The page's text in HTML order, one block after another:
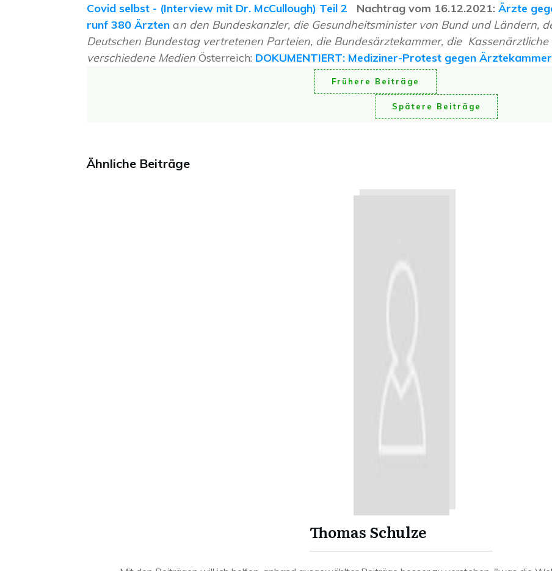
Covid selbst - (Interview mit Dr. McCullough) Teil 2
Nachtrag vom 16.12.2021: Ärzte
runf 380 Ärzten an den Bundeskanzler, die Gesundheitsminister von Bund und Ländern,
Deutschen Bundestag vertretenen Parteien, die Bundesärztekammer, die
verschiedene Medien Österreich: DOKUMENTIERT: Mediziner-Protest gegen
Frühere Beiträge
Spätere Beiträge
Ähnliche Beiträge
Thomas Schulze